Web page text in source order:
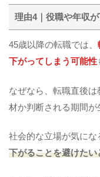
理由4｜役職や年収
45歳以降の転職では、
下がってしまう可能性
なぜなら、転職直後
材か判断される期間が
社会的な立場が気に
下がることを避けたい